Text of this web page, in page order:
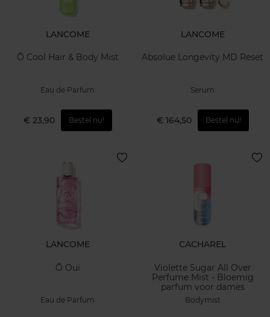
LANCOME
Ô Cool Hair & Body Mist
Eau de Parfum
€ 23,90 Bestel nu!
LANCOME
Absolue Longevity MD Reset
Serum
€ 164,50 Bestel nu!
LANCOME
Ô Oui
Eau de Parfum
CACHAREL
Violette Sugar All Over
Perfume Mist - Bloemig
parfum voor dames
Bodymist